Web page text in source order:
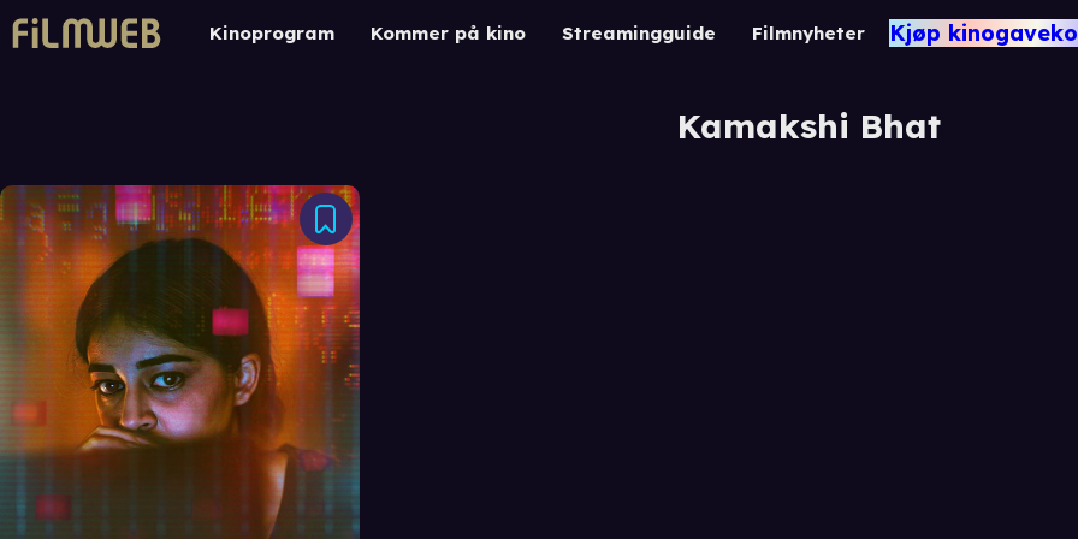
Kinoprogram Kommer på kino Streamingguide Filmnyheter Kjøp
Kamakshi Bhat